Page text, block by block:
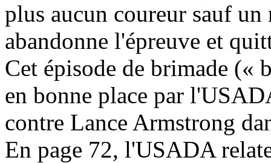
plus aucun coureur sauf
abandonne l'épreuve et
Cet épisode de brimade («
en bonne place par
contre Lance Armstrong
En page 72, l'USADA